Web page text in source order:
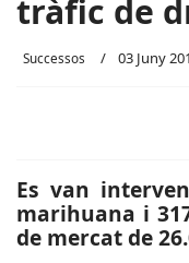
tràfic de
Successos 03 Juny
Es van
marihuana i
de mercat de